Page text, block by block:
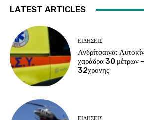
LATEST ARTICLES
ΕΙΔΗΣΕΙΣ
Ανδρίτσαινα:
χαράδρα 30 μέτρων
32χρονης
ΕΙΔΗΣΕΙΣ